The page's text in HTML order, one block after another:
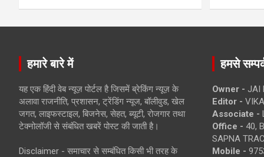
हमारे बारे में
यह एक हिंदी वेब न्यूज़ पोर्टल है जिसमें ब्रेकिंग न्यूज़ के
अलावा राजनीति, प्रशासन, ट्रेंडिंग न्यूज, बॉलीवुड, खेल
जगत, लाइफस्टाइल, बिजनेस, सेहत, ब्यूटी, रोजगार तथा
टेक्नोलॉजी से संबंधित खबरें पोस्ट की जाती है।
Disclaimer - समाचार से सम्बंधित किसी भी तरह के
हमसे
Owner - JAI
Editor -
Associate -
Office - 40,
SAPNA
Mobile -